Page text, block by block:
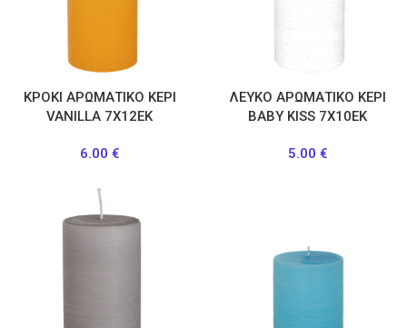
ΚΡΟΚΙ ΑΡΩΜΑΤΙΚΟ ΚΕΡΙ
VANILLA 7Χ12ΕΚ
6.00 €
ΛΕΥΚΟ ΑΡΩΜΑΤΙΚΟ ΚΕΡΙ
BABY KISS 7Χ10ΕΚ
5.00 €